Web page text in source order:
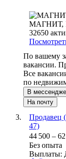
МАГНИТ,
32650
По вашему
вакансии.
Все
по
В
На почту
Продавец
47)
44 500 –
Без опыта
Выплаты: